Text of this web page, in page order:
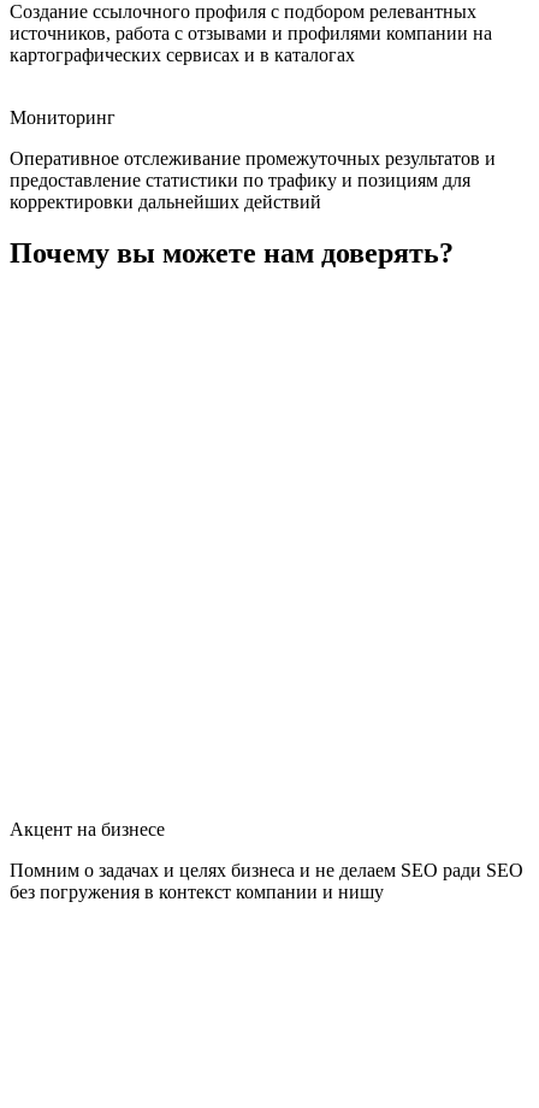
Создание ссылочного профиля с подбором релевантных
источников, работа с отзывами и профилями компании на
картографических сервисах и в каталогах
Мониторинг
Оперативное отслеживание промежуточных результатов и
предоставление статистики по трафику и позициям для
корректировки дальнейших действий
Почему вы можете нам доверять?
Акцент на бизнесе
Помним о задачах и целях бизнеса и не делаем SEO ради SEO
без погружения в контекст компании и нишу